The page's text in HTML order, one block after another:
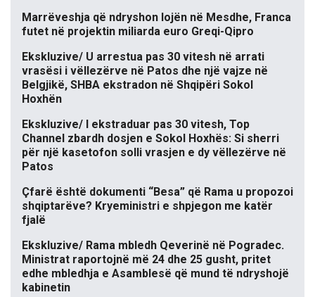
Marrëveshja që ndryshon lojën në Mesdhe, Franca
futet në projektin miliarda euro Greqi-Qipro
Ekskluzive/ U arrestua pas 30 vitesh në arrati
vrasësi i vëllezërve në Patos dhe një vajze në
Belgjikë, SHBA ekstradon në Shqipëri Sokol
Hoxhën
Ekskluzive/ I ekstraduar pas 30 vitesh, Top
Channel zbardh dosjen e Sokol Hoxhës: Si sherri
për një kasetofon solli vrasjen e dy vëllezërve në
Patos
Çfarë është dokumenti “Besa” që Rama u propozoi
shqiptarëve? Kryeministri e shpjegon me katër
fjalë
Ekskluzive/ Rama mbledh Qeverinë në Pogradec.
Ministrat raportojnë më 24 dhe 25 gusht, pritet
edhe mbledhja e Asamblesë që mund të ndryshojë
kabinetin